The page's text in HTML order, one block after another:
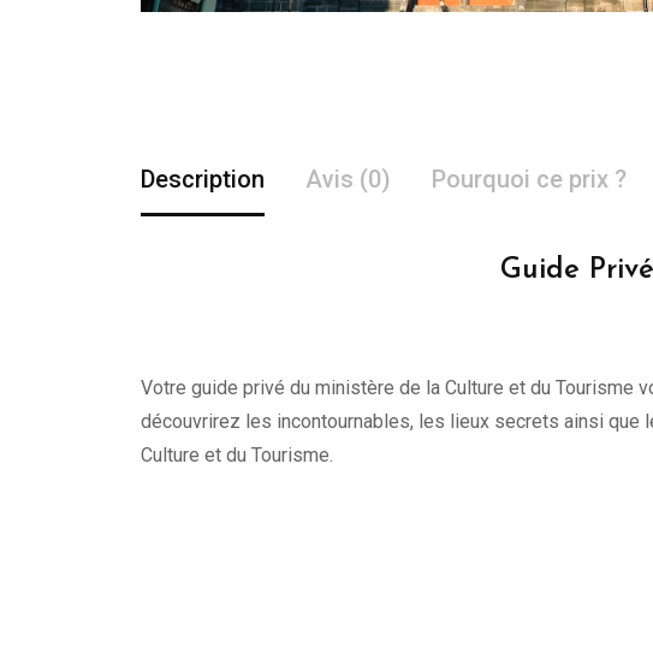
Description Avis (0) Pourquoi ce prix ?
Guide
Votre guide privé du ministère de la Culture et du Tourisme
découvrirez les incontournables, les lieux secrets ainsi
Culture et du Tourisme.